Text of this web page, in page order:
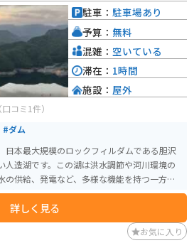
を提供するレストランもあり、郷土料理を
適です。周辺には、温泉やキャンプ場など
自然を満喫したい方にもおすすめです。 バ
場は広く、バイクも駐車しやすいので安心
走るワインディングロードで、景色も楽しめ
凍結の恐れがあるので注意が必要です。 大
、岩手県指定天然記念物で樹齢約1,000年の
大東町の名産品としては、
のこや山菜、雑穀なども有名です。地元の食
かな大東町で、地元の味
だいとうでゆっくりと休憩してみてはいか
（口コミ1件）
#ダム
日本最大規模のロックフィルダムである胆沢
人造湖です。この湖は洪水調節や河川環境の
の供給、発電など、多様な機能を持つ一方
では、カヌーやカヤッ
ルボード）などのウォーターアクティビティを
でもガイドが同乗するツアーがあるため、安
畔には「奥州湖交流館」があり、胆沢地域の
詳しく見る
駐車： 駐車場あり
予算： 無料
混雑： 空いている
滞在： 1時間
施設： 屋外
お気に入り